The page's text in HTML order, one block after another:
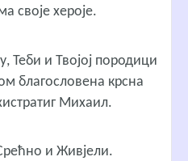
своје хероје.
Теби и Твојој породици
благословена крсна
Михаил.
и Живјели.